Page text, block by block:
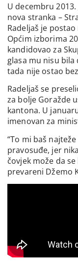
U decembru
nova stranka –
Radeljaš je
Općim izborima
kandidovao za
glasa mu nisu
tada nije ostao
Radeljaš se
za bolje Goražde
kantona. U
imenovan za
“To mi baš
pravosuđe, jer
čovjek može da
prevareni Džemo